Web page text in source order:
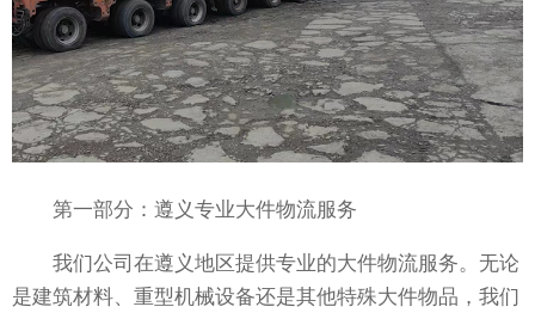
第一部分：遵义专业大件物流服务
我们公司在遵义地区提供专业的大件物流服务。无论
是建筑材料、重型机械设备还是其他特殊大件物品，我们